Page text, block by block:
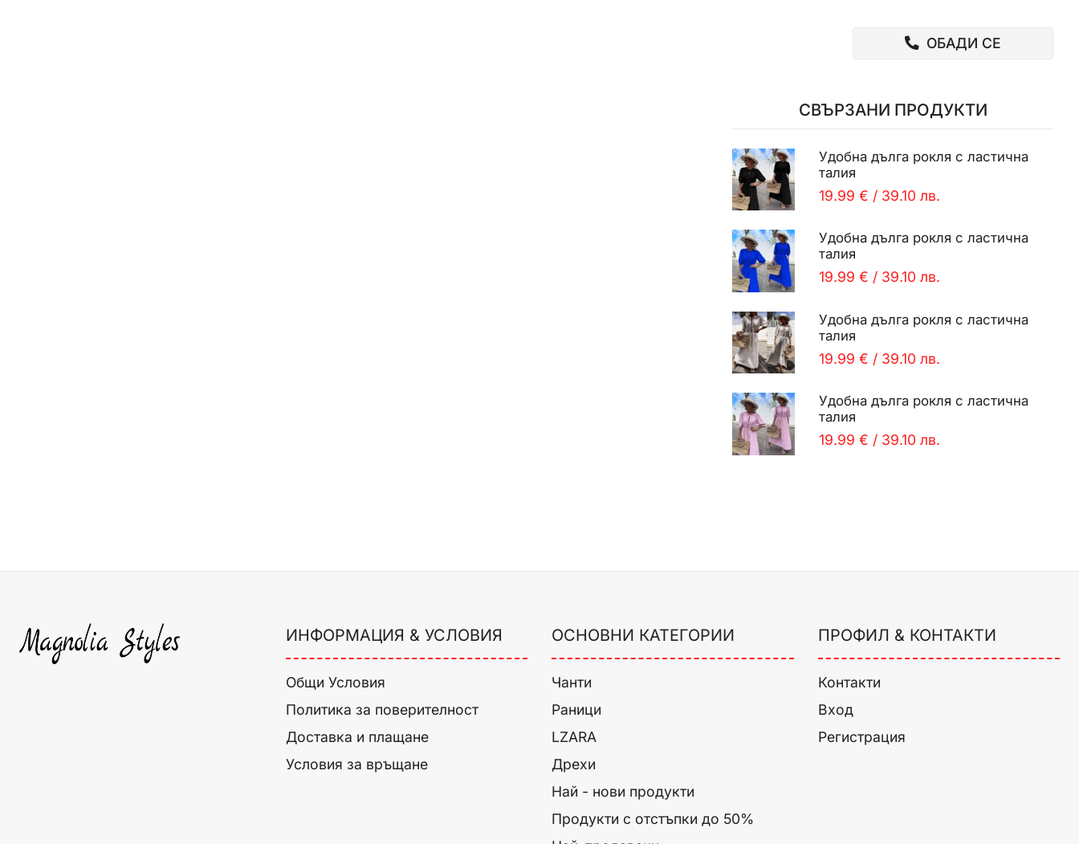
ОБАДИ СЕ
СВЪРЗАНИ ПРОДУКТИ
Удобна дълга рокля с ластична
талия
19.99 € / 39.10 лв.
Удобна дълга рокля с ластична
талия
19.99 € / 39.10 лв.
Удобна дълга рокля с ластична
талия
19.99 € / 39.10 лв.
Удобна дълга рокля с ластична
талия
19.99 € / 39.10 лв.
ИНФОРМАЦИЯ & УСЛОВИЯ
Общи Условия
Политика за поверителност
Доставка и плащане
Условия за връщане
ОСНОВНИ КАТЕГОРИИ
Чанти
Раници
LZARA
Дрехи
Най - нови продукти
Продукти с отстъпки до 50%
ПРОФИЛ & КОНТАКТИ
Контакти
Вход
Регистрация